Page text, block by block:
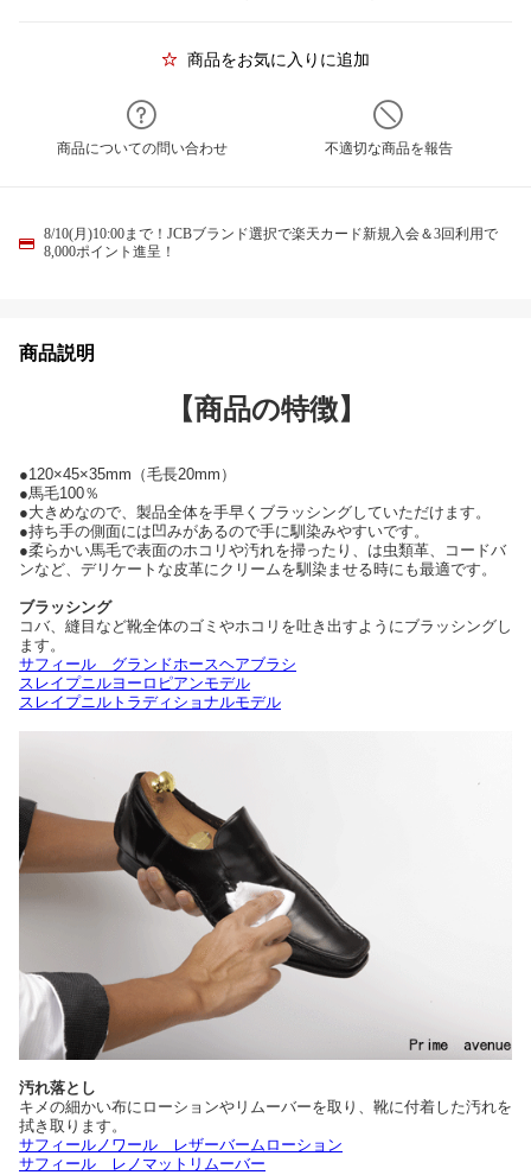
商品をお気に入りに追加
商品についての問い合わせ 不適切な商品を報告
8/10(月)10:00まで！JCBブランド選択で楽天カード新規入会＆3回利用で
8,000ポイント進呈！
商品説明
【商品の特徴】
●120×45×35mm（毛長20mm）
●馬毛100％
●大きめなので、製品全体を手早くブラッシングしていただけます。
●持ち手の側面には凹みがあるので手に馴染みやすいです。
●柔らかい馬毛で表面のホコリや汚れを掃ったり、は虫類革、コードバ
ンなど、デリケートな皮革にクリームを馴染ませる時にも最適です。
ブラッシング
コバ、縫目など靴全体のゴミやホコリを吐き出すようにブラッシングし
ます。
サフィール グランドホースヘアブラシ
スレイプニルヨーロピアンモデル
スレイプニルトラディショナルモデル
汚れ落とし
キメの細かい布にローションやリムーバーを取り、靴に付着した汚れを
拭き取ります。
サフィールノワール レザーバームローション
サフィール レノマットリムーバー